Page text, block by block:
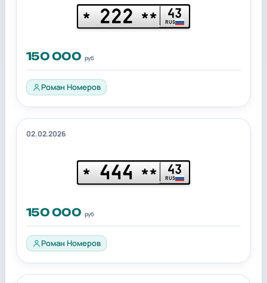
* 222 ** 43
RUS
150 000 руб
Роман Номеров
02.02.2026
* 444 ** 43
RUS
150 000 руб
Роман Номеров